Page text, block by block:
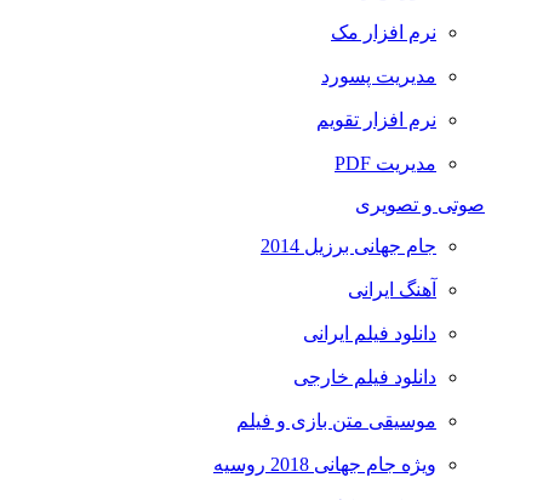
نرم افزار مک
مدیریت پسورد
نرم افزار تقویم
مدیریت PDF
صوتی و تصویری
جام جهانی برزیل 2014
آهنگ ایرانی
دانلود فیلم ایرانی
دانلود فیلم خارجی
موسیقی متن بازی و فیلم
ویژه جام جهانی 2018 روسیه